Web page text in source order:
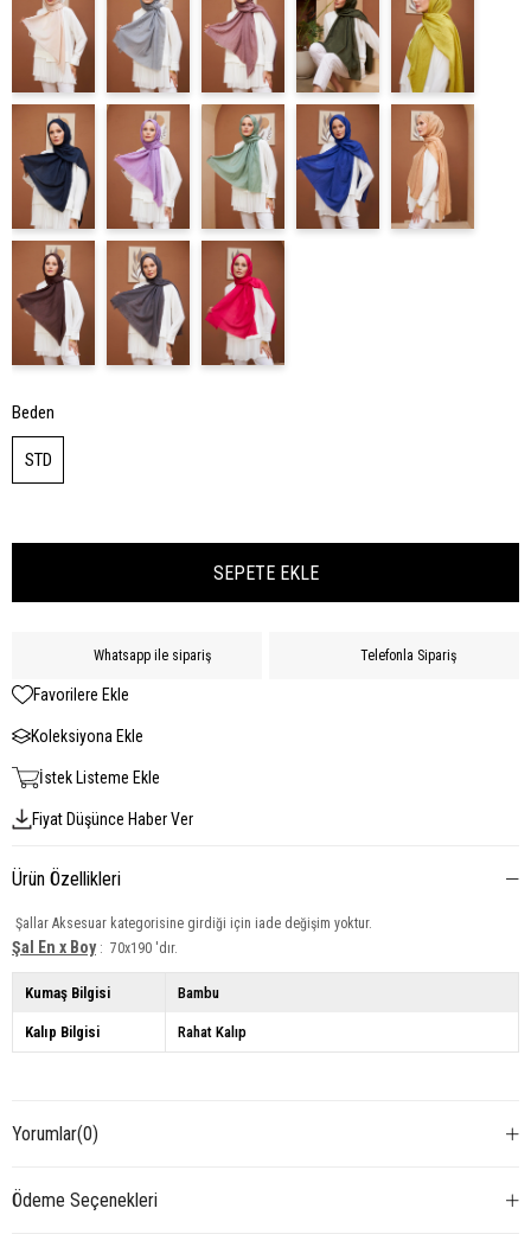
Beden
STD
Whatsapp ile sipariş Telefonla Sipariş
Favorilere Ekle
Koleksiyona Ekle
İstek Listeme Ekle
Fiyat Düşünce Haber Ver
Ürün Özellikleri
Şallar Aksesuar kategorisine girdiği için iade değişim yoktur.
Şal En x Boy : 70x190 'dır.
Kumaş Bilgisi Bambu
Kalıp Bilgisi Rahat Kalıp
Yorumlar(0)
Ödeme Seçenekleri